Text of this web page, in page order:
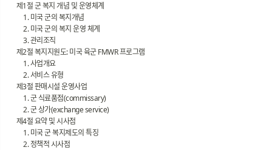
제1절 군 복지 개념 및 운영체계
1. 미국 군의 복지개념
2. 미국 군의 복지 운영 체계
3. 관리조직
제2절 복지지원도: 미국 육군 FMWR 프로그램
1. 사업개요
2. 서비스 유형
제3절 판매시설 운영사업
1. 군 식료품점(commissary)
2. 군 상가(exchange service)
제4절 요약 및 시사점
1. 미국 군 복지제도의 특징
2. 정책적 시사점